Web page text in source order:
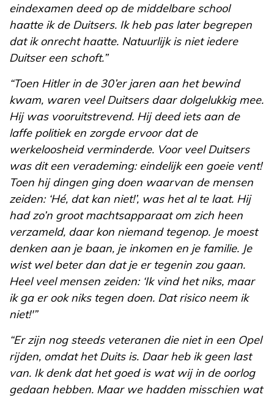
eindexamen deed op de middelbare school
haatte ik de Duitsers. Ik heb pas later begrepen
dat ik onrecht haatte. Natuurlijk is niet iedere
Duitser een schoft.”
“Toen Hitler in de 30’er jaren aan het bewind
kwam, waren veel Duitsers daar dolgelukkig mee.
Hij was vooruitstrevend. Hij deed iets aan de
laffe politiek en zorgde ervoor dat de
werkeloosheid verminderde. Voor veel Duitsers
was dit een verademing: eindelijk een goeie vent!
Toen hij dingen ging doen waarvan de mensen
zeiden: ‘Hé, dat kan niet!’, was het al te laat. Hij
had zo’n groot machtsapparaat om zich heen
verzameld, daar kon niemand tegenop. Je moest
denken aan je baan, je inkomen en je familie. Je
wist wel beter dan dat je er tegenin zou gaan.
Heel veel mensen zeiden: ‘Ik vind het niks, maar
ik ga er ook niks tegen doen. Dat risico neem ik
niet!'”
“Er zijn nog steeds veteranen die niet in een Opel
rijden, omdat het Duits is. Daar heb ik geen last
van. Ik denk dat het goed is wat wij in de oorlog
gedaan hebben. Maar we hadden misschien wat